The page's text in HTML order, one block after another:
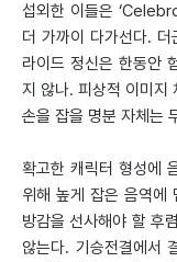
섭외한 이들은
더 가까이 다가선다.
라이드 정신은 한동안
지 않나. 피상적 이미지
손을 잡을 명분 자체는
확고한 캐릭터 형성에
위해 높게 잡은 음역에
방감을 선사해야 할 후
않는다. 기승전결에서